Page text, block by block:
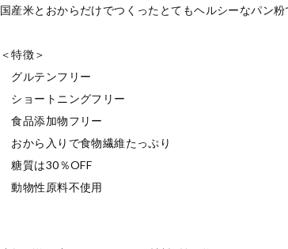
国産米とおからだけでつくったとてもヘルシーなパン粉
＜特徴＞
グルテンフリー
ショートニングフリー
食品添加物フリー
おから入りで食物繊維たっぷり
糖質は30％OFF
動物性原料不使用